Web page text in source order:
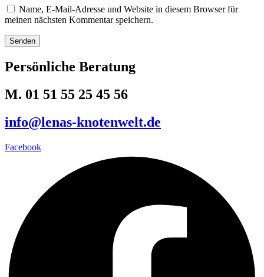
Name, E-Mail-Adresse und Website in diesem Browser für
meinen nächsten Kommentar speichern.
Persönliche Beratung
M. 01 51 55 25 45 56
info@lenas-knotenwelt.de
Facebook